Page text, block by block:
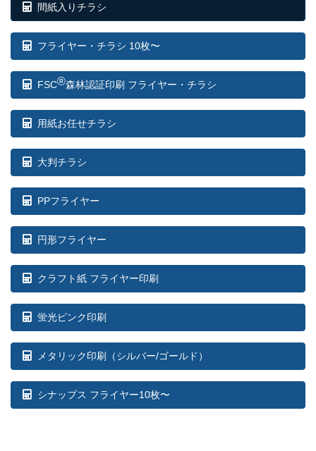
間紙入りチラシ
フライヤー・チラシ 10枚〜
FSC®森林認証印刷 フライヤー・チラシ
用紙お任せチラシ
大判チラシ
PPフライヤー
円形フライヤー
クラフト紙 フライヤー印刷
蛍光ピンク印刷
メタリック印刷（シルバー/ゴールド）
シナップス フライヤー10枚〜